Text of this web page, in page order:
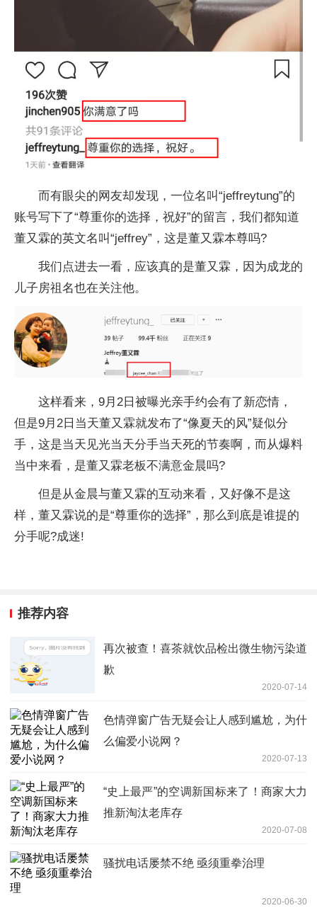
而有眼尖的网友却发现，一位名叫“jeffreytung”的
账号写下了“尊重你的选择，祝好”的留言，我们都知道
董又霖的英文名叫“jeffrey”，这是董又霖本尊吗?
我们点进去一看，应该真的是董又霖，因为成龙的
儿子房祖名也在关注他。
这样看来，9月2日被曝光亲手约会有了新恋情，
但是9月2日当天董又霖就发布了“像夏天的风”疑似分
手，这是当天见光当天分手当天死的节奏啊，而从爆料
当中来看，是董又霖老板不满意金晨吗?
但是从金晨与董又霖的互动来看，又好像不是这
样，董又霖说的是“尊重你的选择”，那么到底是谁提的
分手呢?成迷!
推荐内容
再次被查！喜茶就饮品检出微生物污染道
歉
2020-07-14
色情弹窗广告无疑会让人感到尴尬，为什
么偏爱小说网？
2020-07-13
“史上最严”的空调新国标来了！商家大力
推新淘汰老库存
2020-07-08
骚扰电话屡禁不绝 亟须重拳治理
2020-06-30